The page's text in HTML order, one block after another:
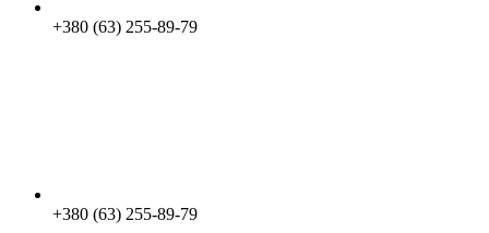
+380 (63) 255-89-79
+380 (63) 255-89-79